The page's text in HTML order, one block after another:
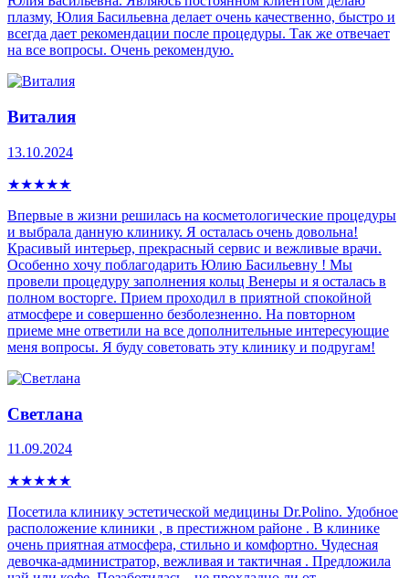
плазму, Юлия Басильевна делает очень качественно, быстро и
всегда дает рекомендации после процедуры. Так же отвечает
на все вопросы. Очень рекомендую.
Виталия
13.10.2024
★★★★★
Впервые в жизни решилась на косметологические процедуры
и выбрала данную клинику. Я осталась очень довольна!
Красивый интерьер, прекрасный сервис и вежливые врачи.
Особенно хочу поблагодарить Юлию Басильевну ! Мы
провели процедуру заполнения кольц Венеры и я осталась в
полном восторге. Прием проходил в приятной спокойной
атмосфере и совершенно безболезненно. На повторном
приеме мне ответили на все дополнительные интересующие
меня вопросы. Я буду советовать эту клинику и подругам!
Светлана
11.09.2024
★★★★★
Посетила клинику эстетической медицины Dr.Polino. Удобное
расположение клиники , в престижном районе . В клинике
очень приятная атмосфера, стильно и комфортно. Чудесная
девочка-администратор, вежливая и тактичная . Предложила